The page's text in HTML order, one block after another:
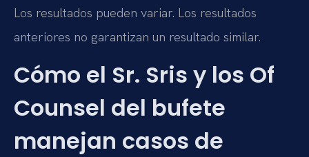
Los resultados pueden variar. Los resultados
anteriores no garantizan un resultado similar.
Cómo el Sr. Sris y los Of
Counsel del bufete
manejan casos de